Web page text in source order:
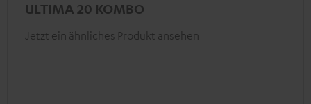
ULTIMA 20 KOMBO
Jetzt ein ähnliches Produkt ansehen